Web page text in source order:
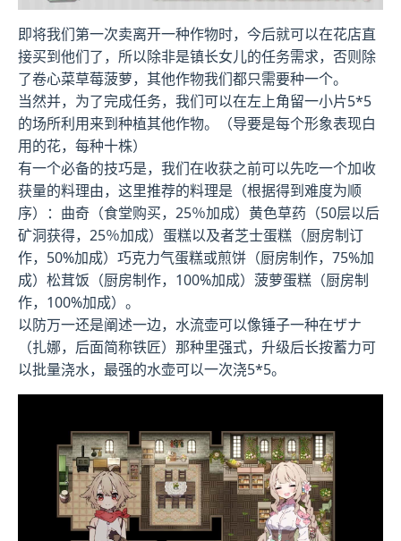
即将我们第一次卖离开一种作物时，今后就可以在花店直
接买到他们了，所以除非是镇长女儿的任务需求，否则除
了卷心菜草莓菠萝，其他作物我们都只需要种一个。
当然并，为了完成任务，我们可以在左上角留一小片5*5
的场所利用来到种植其他作物。（导要是每个形象表现白
用的花，每种十株）
有一个必备的技巧是，我们在收获之前可以先吃一个加收
获量的料理由，这里推荐的料理是（根据得到难度为顺
序）：曲奇（食堂购买，25％加成）黄色草药（50层以后
矿洞获得，25％加成）蛋糕以及者芝士蛋糕（厨房制订
作，50%加成）巧克力气蛋糕或煎饼（厨房制作，75%加
成）松茸饭（厨房制作，100%加成）菠萝蛋糕（厨房制
作，100%加成）。
以防万一还是阐述一边，水流壶可以像锤子一种在ザナ
（扎娜，后面简称铁匠）那种里强式，升级后长按蓄力可
以批量浇水，最强的水壶可以一次浇5*5。